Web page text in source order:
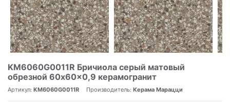
KM6060G0011R Бричиола серый матовый
обрезной 60x60x0,9 керамогранит
Артикул: KM6060G0011R Производитель: Керама Марацци